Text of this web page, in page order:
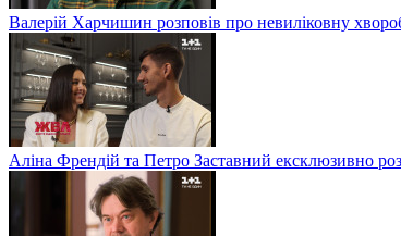
Валерій Харчишин розповів про невиліковну
Аліна Френдій та Петро Заставний ексклюзивно